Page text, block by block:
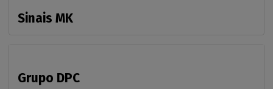
Sinais MK
Grupo DPC